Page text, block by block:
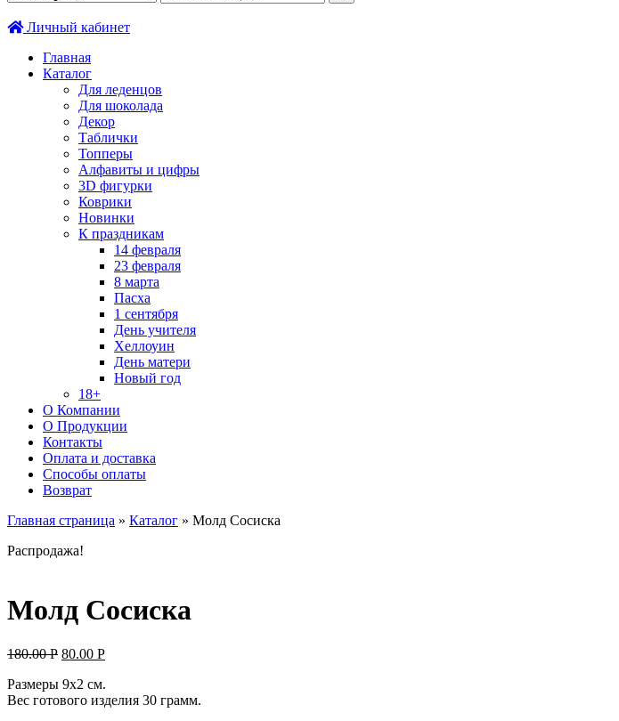
Личный кабинет
Главная
Каталог
Для леденцов
Для шоколада
Декор
Таблички
Топперы
Алфавиты и цифры
3D фигурки
Коврики
Новинки
К праздникам
14 февраля
23 февраля
8 марта
Пасха
1 сентября
День учителя
Хеллоуин
День матери
Новый год
18+
О Компании
О Продукции
Контакты
Оплата и доставка
Способы оплаты
Возврат
Главная страница » Каталог » Молд Сосиска
Распродажа!
Молд Сосиска
180.00Р Original
was:
180.00 руб..
80.00 РCurrent
is:
80.00 руб..
Размеры 9х2 см.
Вес готового изделия 30 грамм.